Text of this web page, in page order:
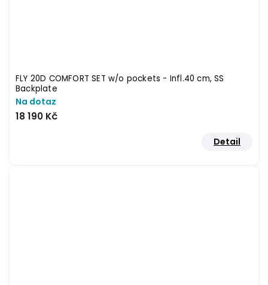
FLY 20D COMFORT SET w/o pockets - Infl.40 cm, SS
Backplate
Na dotaz
18 190 Kč
Detail